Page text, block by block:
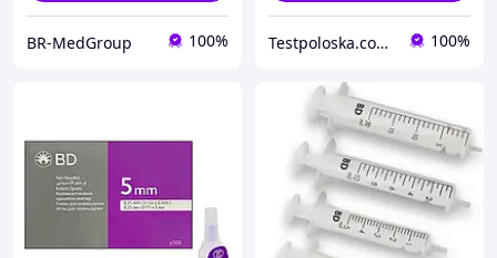
BR-MedGroup 100% Testpoloska.com.ua 100%